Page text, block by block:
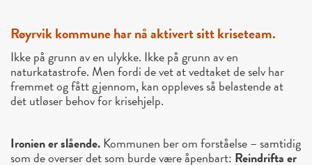
Røyrvik kommune har nå aktivert sitt kriseteam.
Ikke på grunn av en ulykke. Ikke på grunn av en
naturkatastrofe. Men fordi de vet at vedtaket de selv har
fremmet og fått gjennom, kan oppleves så belastende at
det utløser behov for krisehjelp.
Ironien er slående.Kommunen ber om forståelse – samtidig
som de overser det som burde være åpenbart: Reindrifta er